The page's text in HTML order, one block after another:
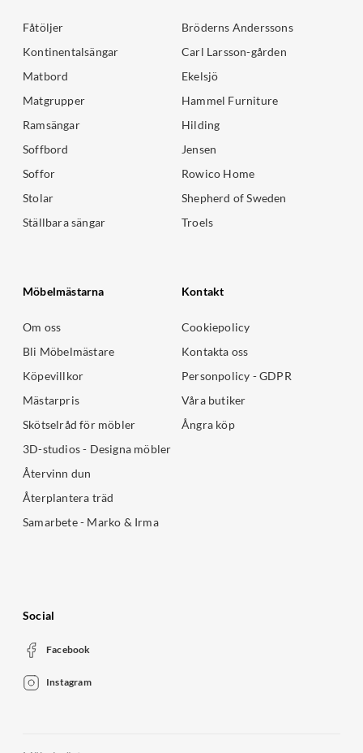
Fåtöljer
Kontinentalsängar
Matbord
Matgrupper
Ramsängar
Soffbord
Soffor
Stolar
Ställbara sängar
Bröderns Anderssons
Carl Larsson-gården
Ekelsjö
Hammel Furniture
Hilding
Jensen
Rowico Home
Shepherd of Sweden
Troels
Möbelmästarna
Om oss
Bli Möbelmästare
Köpevillkor
Mästarpris
Skötselråd för möbler
3D-studios - Designa möbler
Återvinn dun
Återplantera träd
Samarbete - Marko & Irma
Kontakt
Cookiepolicy
Kontakta oss
Personpolicy - GDPR
Våra butiker
Ångra köp
Social
Facebook
Instagram